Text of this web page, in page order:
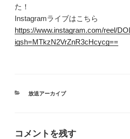
た！
Instagramライブはこちら
https://www.instagram.com/reel/
igsh=MTkzN2VrZnR3cHcycg==
カ
放送アーカイブ
コメントを残す